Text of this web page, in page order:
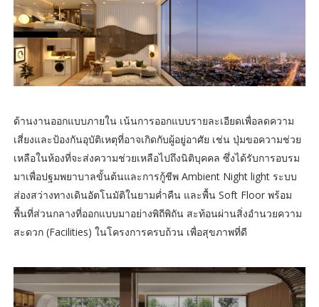
ด้านงานออกแบบภายใน เน้นการออกแบบรายละเอียดเพื่อลดความ
เสี่ยงและป้องกันอุบัติเหตุที่อาจเกิดกับผู้อยู่อาศัย เช่น ปุ่มขอความช่วย
เหลือในห้องที่จะส่งความช่วยเหลือไปถึงนิติบุคคล ซึ่งได้รับการอบรม
มาเพื่อปฐมพยาบาลขั้นต้นและการกู้ชีพ Ambient Night light ระบบ
ส่องสว่างทางเดินอัตโนมัติในยามค่ำคืน และพื้น Soft Floor พร้อม
พื้นที่ส่วนกลางที่ออกแบบมาอย่างพิถีพิถัน สะท้อนผ่านสิ่งอำนวยความ
สะดวก (Facilities) ในโครงการครบถ้วน เพื่อสุขภาพที่ดี